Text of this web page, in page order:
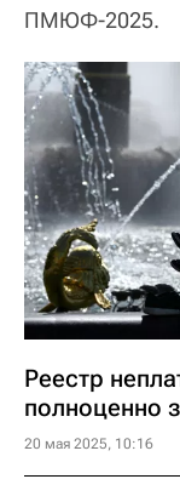
ПМЮФ-2025.
Реестр
полноценно
20 мая 2025, 10:16